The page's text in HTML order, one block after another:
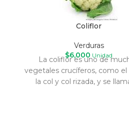
Coliflor
Verduras
$6,000 Unidad
La coliflor es uno de
vegetales crucíferos, como el
la col y col rizada, y se